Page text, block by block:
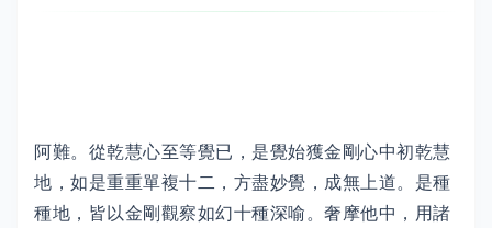
阿難。從乾慧心至等覺已，是覺始獲金剛心中初乾慧
地，如是重重單複十二，方盡妙覺，成無上道。是種
種地，皆以金剛觀察如幻十種深喻。奢摩他中，用諸